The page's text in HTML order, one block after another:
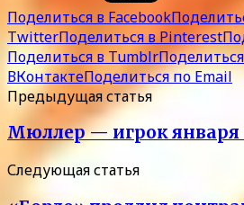
Поделиться в Facebook
TwitterПоделиться в Pinterest
Поделиться в Tumblr
ВКонтактеПоделиться по Email
Предыдущая статья
Мюллер — игрок января
Следующая статья